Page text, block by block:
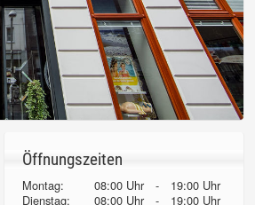
Öffnungszeiten
Montag: 08:00 Uhr -
19:00 Uhr
Dienstag:
08:00 Uhr -
19:00 Uhr